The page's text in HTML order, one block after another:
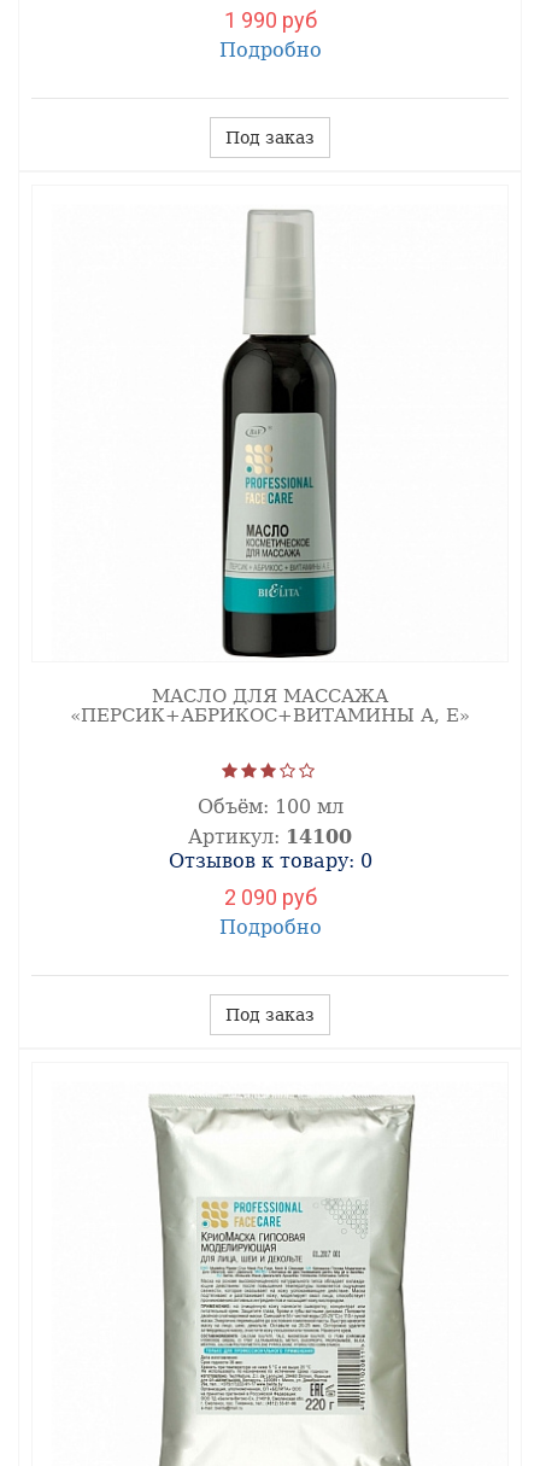
1 990 руб
Подробно
Под заказ
МАСЛО ДЛЯ МАССАЖА
«ПЕРСИК+АБРИКОС+ВИТАМИНЫ А, Е»
Объём: 100 мл
Артикул: 14100
Отзывов к товару: 0
2 090 руб
Подробно
Под заказ